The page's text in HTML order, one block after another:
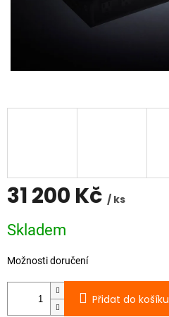
31 200 Kč / ks
cena:
Skladem
Možnosti doručení
Přidat do košíku